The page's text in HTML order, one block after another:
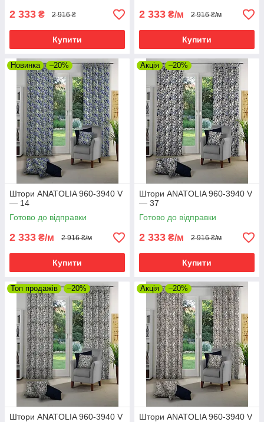
2 333 ₴ 2 916 ₴
Купити
2 333 ₴/м 2 916 ₴/м
Купити
Новинка –20%
Штори ANATOLIA 960-3940 V
— 14
Готово до відправки
2 333 ₴/м 2 916 ₴/м
Купити
Акція –20%
Штори ANATOLIA 960-3940 V
— 37
Готово до відправки
2 333 ₴/м 2 916 ₴/м
Купити
Топ продажів –20%
Штори ANATOLIA 960-3940 V
Акція –20%
Штори ANATOLIA 960-3940 V